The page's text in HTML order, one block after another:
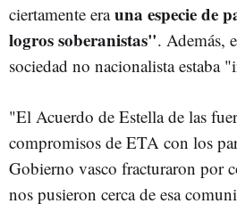
ciertamente erauna especie de
logros soberanistas". Además,
sociedad no nacionalista estaba
"El Acuerdo de Estella de las
compromisos de ETA con los
Gobierno vasco fracturaron por
nos pusieron cerca de esa